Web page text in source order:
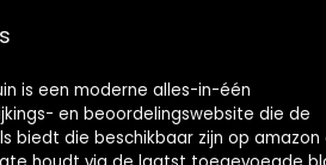
is een moderne alles-in-één
en beoordelingswebsite die de
biedt die beschikbaar zijn op amazon